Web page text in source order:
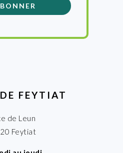
FEYTIAT
de Leun
Feytiat